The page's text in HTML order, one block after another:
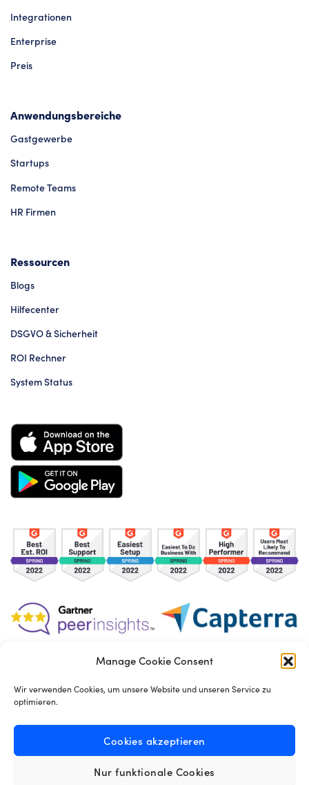
Manage Cookie Consent
Wir verwenden Cookies, um unsere Website und unseren Service zu
optimieren.
Cookies akzeptieren
Nur funktionale Cookies
Integrationen
Enterprise
Preis
Anwendungsbereiche
Gastgewerbe
Startups
Remote Teams
HR Firmen
Ressourcen
Blogs
Hilfecenter
DSGVO & Sicherheit
ROI Rechner
System Status
TOS Privacy Policy
Made in London bySeb Azzo